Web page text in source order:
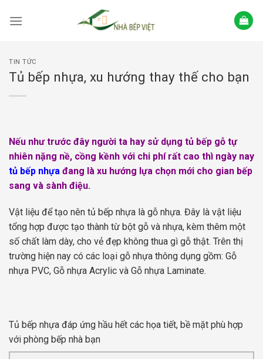
TIN TỨC
Tủ bếp nhựa, xu hướng thay thế cho bạn
Nếu như trước đây người ta hay sử dụng tủ bếp gỗ tự
nhiên nặng nề, cồng kềnh với chi phí rất cao thì ngày nay
tủ bếp nhựa đang là xu hướng lựa chọn mới cho gian bếp
sang và sành điệu.
Vật liệu để tạo nên tủ bếp nhựa là gỗ nhựa. Đây là vật liệu
tổng hợp được tạo thành từ bột gỗ và nhựa, kèm thêm một
số chất làm dày, cho vẻ đẹp không thua gì gỗ thật. Trên thị
trường hiện nay có các loại gỗ nhựa thông dụng gồm: Gỗ
nhựa PVC, Gỗ nhựa Acrylic và Gỗ nhựa Laminate.
Tủ bếp nhựa đáp ứng hầu hết các họa tiết, bề mặt phù hợp
với phòng bếp nhà bạn